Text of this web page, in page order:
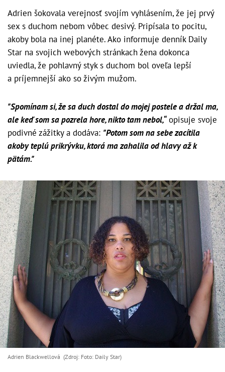
Adrien šokovala verejnosť svojím vyhlásením, že jej prvý
sex s duchom nebom vôbec desivý. Pripísala to pocitu,
akoby bola na inej planéte. Ako informuje denník Daily
Star na svojich webových stránkach žena dokonca
uviedla, že pohlavný styk s duchom bol oveľa lepší
a príjemnejší ako so živým mužom.
"Spomínam si, že sa duch dostal do mojej postele a držal ma,
ale keď som sa pozrela hore, nikto tam nebol,“opisuje svoje
podivné zážitky a dodáva: "Potom som na sebe zacítila
akoby teplú prikrývku, ktorá ma zahalila od hlavy až k
pätám."
Adrien Blackwellová (Zdroj: Foto: Daily Star)